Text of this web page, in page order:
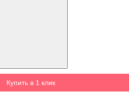
Купить в 1 клик